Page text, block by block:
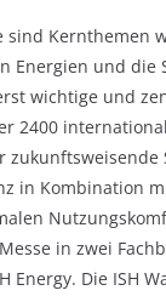
sind Kernthemen
Energien und die
wichtige und
2400
zukunftsweisende
in Kombination
in zwei
Energy. Die ISH